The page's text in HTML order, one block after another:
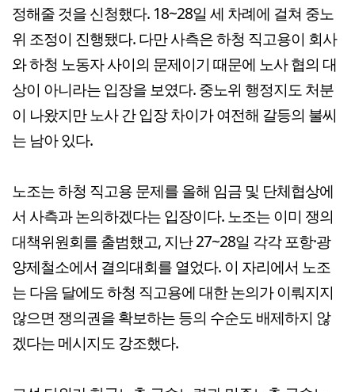
정해줄 것을 신청했다. 18~28일 세 차례에 걸쳐 중노
위 조정이 진행됐다. 다만 사측은 하청 직고용이 회사
와 하청 노동자 사이의 문제이기 때문에 노사 협의 대
상이 아니라는 입장을 보였다. 중노위 행정지도 처분
이 나왔지만 노사 간 입장 차이가 여전해 갈등의 불씨
는 남아 있다.
노조는 하청 직고용 문제를 올해 임금 및 단체협상에
서 사측과 논의하겠다는 입장이다. 노조는 이미 쟁의
대책위원회를 출범했고, 지난 27~28일 각각 포항·광
양제철소에서 결의대회를 열었다. 이 자리에서 노조
는 다음 달에도 하청 직고용에 대한 논의가 이뤄지지
않으면 쟁의권을 확보하는 등의 수순도 배제하지 않
겠다는 메시지도 강조했다.